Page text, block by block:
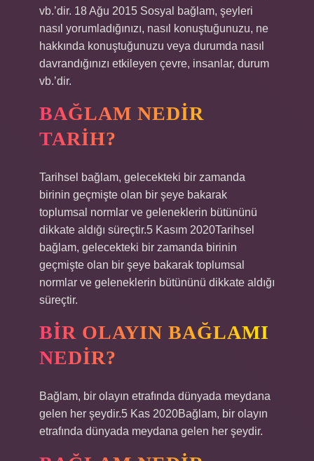
vb.’dir. 18 Ağu 2015 Sosyal bağlam, şeyleri
nasıl yorumladığınızı, nasıl konuştuğunuzu, ne
hakkında konuştuğunuzu veya durumda nasıl
davrandığınızı etkileyen çevre, insanlar, durum
vb.’dir.
BAĞLAM NEDIR
TARIH?
Tarihsel bağlam, gelecekteki bir zamanda
birinin geçmişte olan bir şeye bakarak
toplumsal normlar ve geleneklerin bütününü
dikkate aldığı süreçtir.5 Kasım 2020Tarihsel
bağlam, gelecekteki bir zamanda birinin
geçmişte olan bir şeye bakarak toplumsal
normlar ve geleneklerin bütününü dikkate aldığı
süreçtir.
BIR OLAYIN BAĞLAMI
NEDIR?
Bağlam, bir olayın etrafında dünyada meydana
gelen her şeydir.5 Kas 2020Bağlam, bir olayın
etrafında dünyada meydana gelen her şeydir.